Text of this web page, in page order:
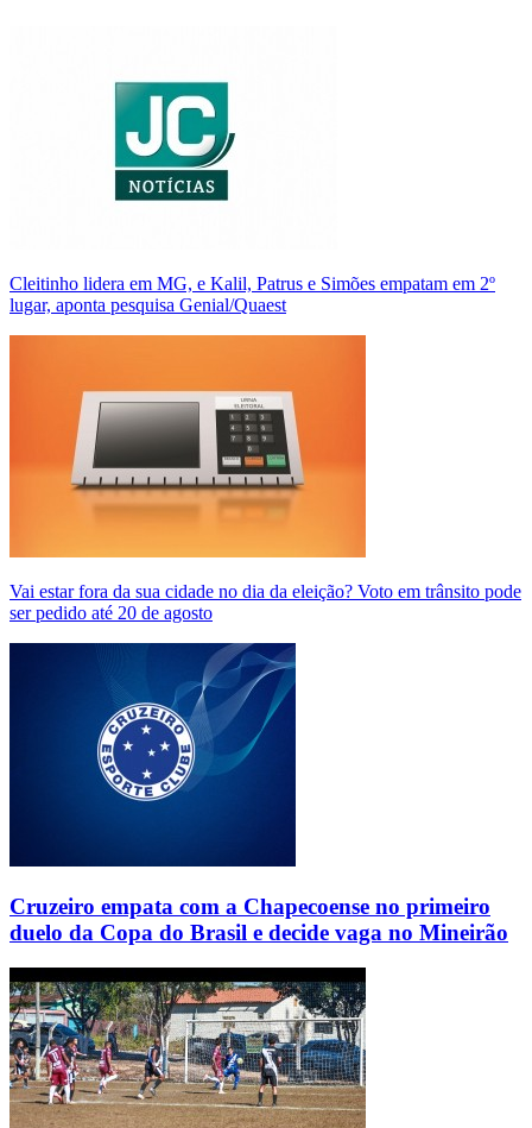
Cleitinho lidera em MG, e Kalil, Patrus e Simões empatam em 2º
lugar, aponta pesquisa Genial/Quaest
Vai estar fora da sua cidade no dia da eleição? Voto em trânsito pode
ser pedido até 20 de agosto
Cruzeiro empata com a Chapecoense no primeiro
duelo da Copa do Brasil e decide vaga no Mineirão